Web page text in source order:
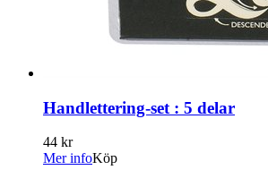
Handlettering-set : 5 delar
44 kr
Mer infoKöp